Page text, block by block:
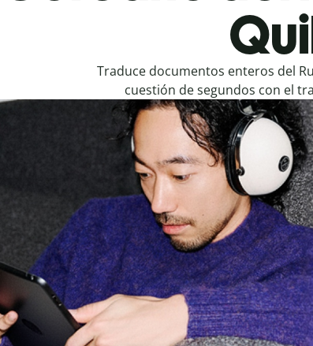
Traduce documentos enteros del
cuestión de segundos con el